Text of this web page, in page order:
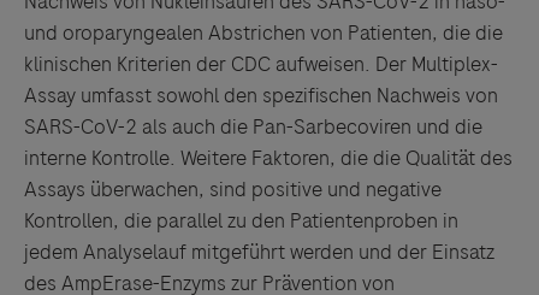
und oroparyngealen Abstrichen von Patienten, die die
klinischen Kriterien der CDC aufweisen. Der Multiplex-
Assay umfasst sowohl den spezifischen Nachweis von
SARS-CoV-2 als auch die Pan-Sarbecoviren und die
interne Kontrolle. Weitere Faktoren, die die Qualität des
Assays überwachen, sind positive und negative
Kontrollen, die parallel zu den Patientenproben in
jedem Analyselauf mitgeführt werden und der Einsatz
des AmpErase-Enzyms zur Prävention von
Drittinformationen und deren Verwendung ab.